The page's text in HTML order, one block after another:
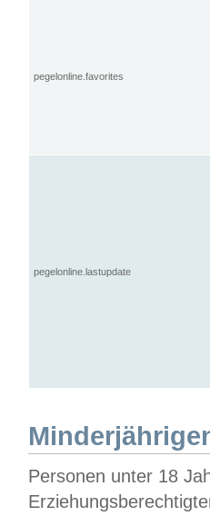
pegelonline.favorites
pegelonline.lastupdate
Personen unter 18